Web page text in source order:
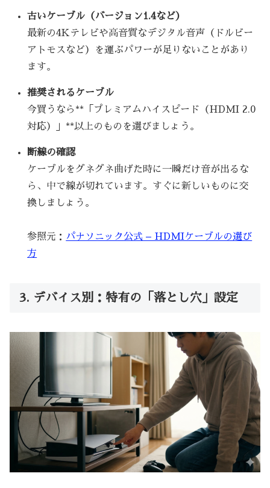
古いケーブル（バージョン1.4など）
最新の4Kテレビや高音質なデジタル音声（ドルビー
アトモスなど）を運ぶパワーが足りないことがあり
ます。
推奨されるケーブル
今買うなら**「プレミアムハイスピード（HDMI 2.0
対応）」**以上のものを選びましょう。
断線の確認
ケーブルをグネグネ曲げた時に一瞬だけ音が出るな
ら、中で線が切れています。すぐに新しいものに交
換しましょう。
参照元： パナソニック公式 – HDMIケーブルの選び
方
3. デバイス別：特有の「落とし穴」設定